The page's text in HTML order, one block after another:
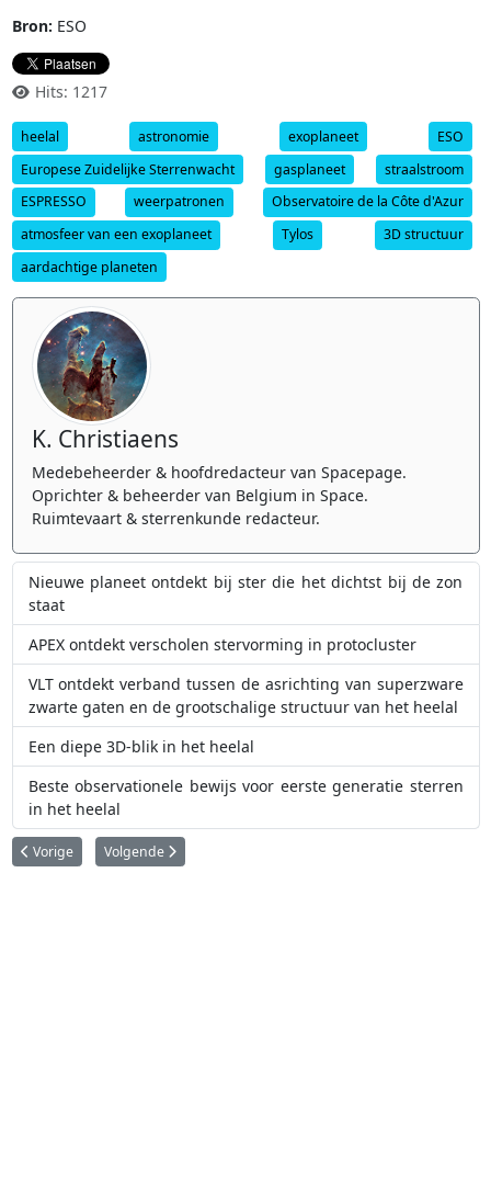
Bron: ESO
Hits: 1217
heelal astronomie exoplaneet
ESO
Europese Zuidelijke Sterrenwacht
gasplaneet
straalstroom
ESPRESSO
weerpatronen
Observatoire de la Côte d'Azur
atmosfeer van een exoplaneet
Tylos
3D structuur
aardachtige planeten
K. Christiaens
Medebeheerder & hoofdredacteur van Spacepage.
Oprichter & beheerder van Belgium in Space.
Ruimtevaart & sterrenkunde redacteur.
Nieuwe planeet ontdekt bij ster die het dichtst bij de zon
staat
APEX ontdekt verscholen stervorming in protocluster
VLT ontdekt verband tussen de asrichting van superzware
zwarte gaten en de grootschalige structuur van het heelal
Een diepe 3D-blik in het heelal
Beste observationele bewijs voor eerste generatie sterren
in het heelal
Vorig artikel: Nieuwe ESO-analyse bevestigt: ernstige schade door
Vorige Volgende artikel: Donkerste en helderste lucht ter wereld in
Volgende